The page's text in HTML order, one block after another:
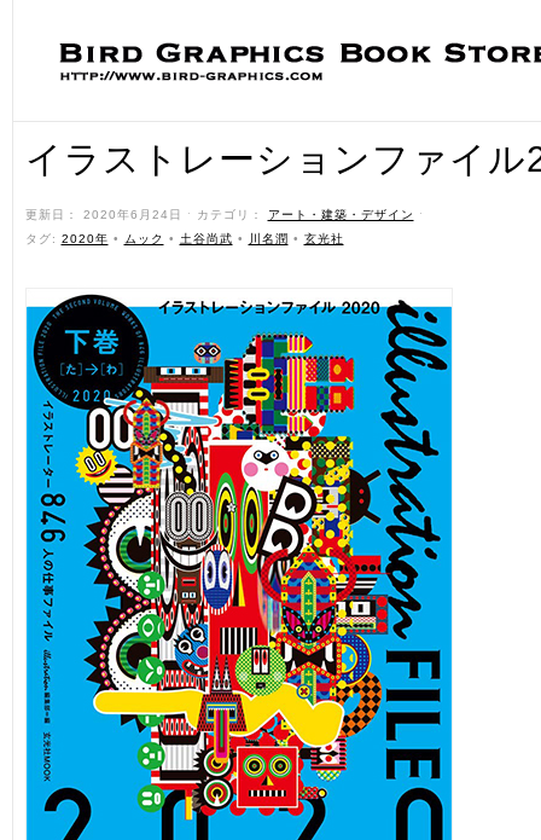
イラストレーションファイル
更新日： 2020年6月24日 ˑ カテゴリ： アート・建築・デザイン
ˑ
タグ: 2020年 • ムック • 土谷尚武 • 川名潤 • 玄光社